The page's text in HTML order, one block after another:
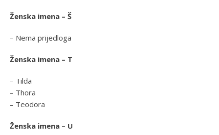
Ženska imena – Š
– Nema prijedloga
Ženska imena – T
– Tilda
– Thora
– Teodora
Ženska imena – U